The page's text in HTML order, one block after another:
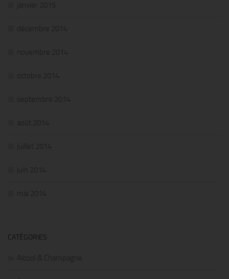
janvier 2015
décembre 2014
novembre 2014
octobre 2014
septembre 2014
août 2014
juillet 2014
juin 2014
mai 2014
CATÉGORIES
Alcool & Champagne